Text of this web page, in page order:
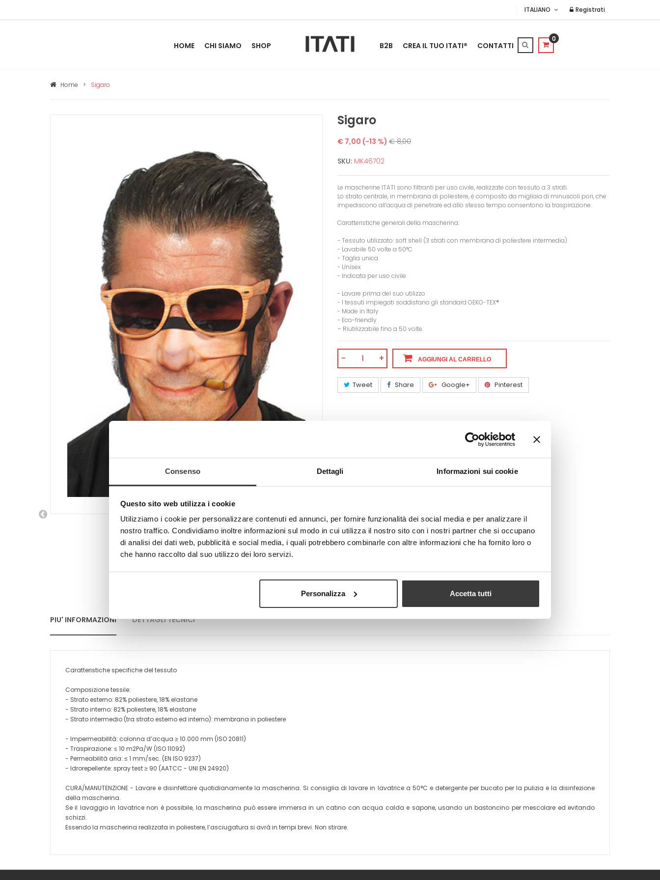
Consenso Dettagli Informazioni sui cookie
Questo sito web utilizza i cookie
Utilizziamo i cookie per personalizzare contenuti ed annunci, per fornire funzionalità dei social media e per analizzare il
nostro traffico. Condividiamo inoltre informazioni sul modo in cui utilizza il nostro sito con i nostri partner che si occupano
di analisi dei dati web, pubblicità e social media, i quali potrebbero combinarle con altre informazioni che ha fornito loro o
che hanno raccolto dal suo utilizzo dei loro servizi.
Personalizza Accetta tutti
ITALIANO Registrati
HOME CHI SIAMO SHOP B2B CREA IL TUO ITATI® CONTATTI
0
Home > Sigaro
Sigaro
€ 7,00 (-13 %) € 8,00
SKU: MK46702
Le mascherine ITATI sono filtranti per uso civile, realizzate con tessuto a 3 strati.
Lo strato centrale, in membrana di poliestere, è composto da migliaia di minuscoli pori, che
impediscono all’acqua di penetrare ed allo stesso tempo consentono la traspirazione.
Caratteristiche generali della mascherina:
- Tessuto utilizzato: soft shell (3 strati con membrana di poliestere intermedia)
- Lavabile 50 volte a 50°C
- Taglia unica
- Unisex
- Indicata per uso civile
- Lavare prima del suo utilizzo
- I tessuti impiegati soddisfano gli standard OEKO-TEX®
- Made in Italy
- Eco-friendly
– Riutilizzabile fino a 50 volte.
- + AGGIUNGI AL CARRELLO
Tweet Share Google+ Pinterest
PIU' INFORMAZIONI DETTAGLI TECNICI
Caratteristiche specifiche del tessuto
Composizione tessile:
- Strato esterno: 82% poliestere, 18% elastane
- Strato interno: 82% poliestere, 18% elastane
- Strato intermedio (tra strato esterno ed interno): membrana in poliestere
- Impermeabilità: colonna d’acqua ≥ 10.000 mm (ISO 20811)
- Traspirazione: ≤ 10 m2Pa/W (ISO 11092)
- Permeabilità aria: ≤ 1 mm/sec. (EN ISO 9237)
- Idrorepellente: spray test ≥ 90 (AATCC - UNI EN 24920)
CURA/MANUTENZIONE - Lavare e disinfettare quotidianamente la mascherina. Si consiglia di lavare in lavatrice a 50°C e detergente per bucato per la pulizia e la disinfezione
della mascherina.
Se il lavaggio in lavatrice non è possibile, la mascherina può essere immersa in un catino con acqua calda e sapone, usando un bastoncino per mescolare ed evitando
schizzi.
Essendo la mascherina realizzata in poliestere, l’asciugatura si avrà in tempi brevi. Non stirare.